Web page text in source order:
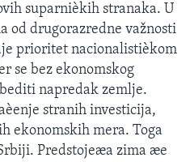
suparnièkih stranaka. U
od drugorazredne važnosti
prioritet nacionalistièkom
se bez ekonomskog
napredak zemlje.
stranih investicija,
ekonomskih mera. Toga
Predstojeæa zima æe